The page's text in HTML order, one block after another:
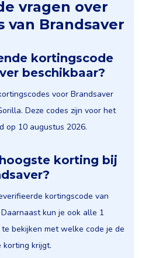
vragen over
van Brandsaver
kortingscode
beschikbaar?
voor Brandsaver
Deze codes zijn voor het
op 10 augustus 2026.
korting bij
kortingscode van
kun je ook alle 1
bekijken met welke code je de
korting krijgt.